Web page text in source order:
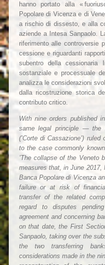
hanno portato alla «
Popolare di Vicenza e di
a rischio di dissesto, e alla
aziende a Intesa Sanpaolo.
riferimento alle controversie
cessione e riguardanti
subentro della cessionaria
sostanziale e processuale
analizza le considerazioni
dalla ricostruzione storica
contributo critico.
With nine orders published
same legal principle — the
(’Corte di Cassazione’)
to the case commonly
’The collapse of the Veneto
measures that, in June 2017,
Banca Popolare di Vicenza
failure or at risk of
transfer of the related
regard to disputes
agreement and concerning
on that date, the First
Sanpaolo, taking over the
the two transferring
considerations made in the